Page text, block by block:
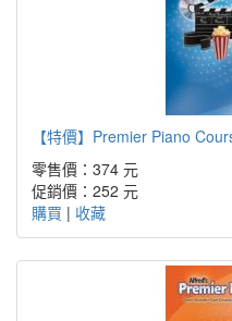
【特價】Premier Piano
零售價：374 元
促銷價： 252 元
購買 | 收藏